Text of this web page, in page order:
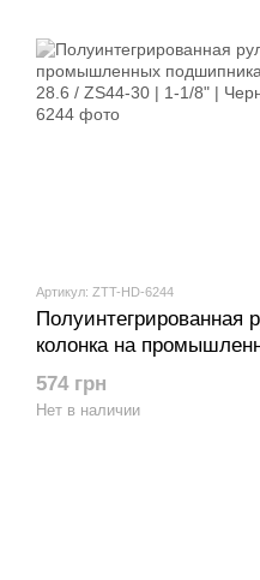
Артикул: ZTT-HD-6244
Полуинтегрированная
колонка на
подшипниках ZTTO |
ZS44-30 | 1-1/8" | Черный
574 грн
Нет в наличии